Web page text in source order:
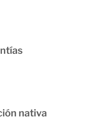
nativa